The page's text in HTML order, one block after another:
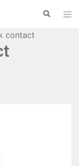
contact